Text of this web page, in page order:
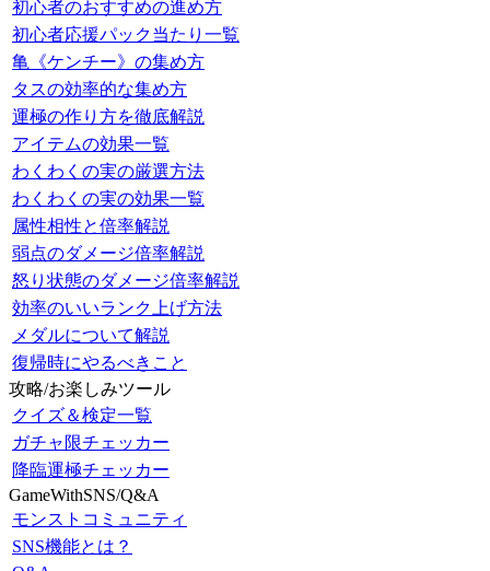
初心者のおすすめの進め方
初心者応援パック当たり一覧
亀《ケンチー》の集め方
タスの効率的な集め方
運極の作り方を徹底解説
アイテムの効果一覧
わくわくの実の厳選方法
わくわくの実の効果一覧
属性相性と倍率解説
弱点のダメージ倍率解説
怒り状態のダメージ倍率解説
効率のいいランク上げ方法
メダルについて解説
復帰時にやるべきこと
攻略/お楽しみツール
クイズ＆検定一覧
ガチャ限チェッカー
降臨運極チェッカー
GameWithSNS/Q&A
モンストコミュニティ
SNS機能とは？